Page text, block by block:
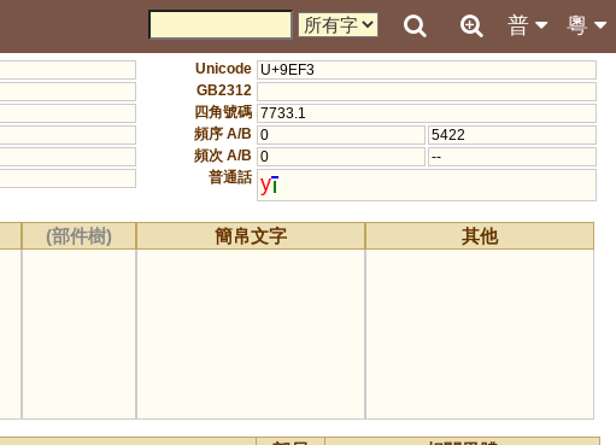
粵
普
Unicode U+9EF3
GB2312
四角號碼 7733.1
頻序 A/B 0
5422
頻次 A/B 0
--
普通話 y
(部件樹) 簡帛文字 其他